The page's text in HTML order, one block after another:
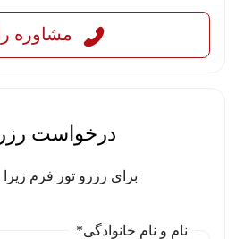
مشاوره
درخواست
برای رزرو تور فرم زیرا
نام و نام خانوادگی*